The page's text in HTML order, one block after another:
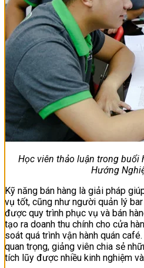
Học viên thảo luận trong buổi
Hướng
Kỹ năng bán hàng là giải pháp
vụ tốt, cũng như người quản lý
được quy trình phục vụ và bán
tạo ra doanh thu chính cho cửa
soát quá trình vận hành quán
quan trọng, giảng viên chia sẻ
tích lũy được nhiều kinh nghiệm